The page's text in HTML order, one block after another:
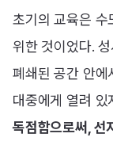
초기의 교육은 수
위한 것이었다.
폐쇄된 공간 안에
대중에게 열려
독점함으로써, 선